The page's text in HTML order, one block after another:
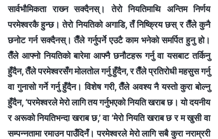
सार्वभौमिकता राख्‍न सक्दैनस्। तेरो नियतिमाथि अन्तिम निर्णय
परमेश्‍वरकै हुन्छ। तेरो नियतिको अगाडि, तँ निष्क्रिय छस् र तैँले कुनै
छनोट गर्न सक्दैनस्। तैँले गर्नुपर्ने एउटै काम भनेको समर्पित हुनु हो।
तैँले आफ्‍नो नियतिको बारेमा आफ्‍नै छनौटहरू गर्नु वा यसबाट तर्किनु
हुँदैन, तैँले परमेश्‍वरसँग मोलतोल गर्नु हुँदैन, र तैँले प्रतिरोधी महसुस गर्नु
वा गुनासो गर्ने गर्नु हुँदैन। विशेष गरी, तैँले अवश्य नै यस्तो कुरा बोल्‍नु
हुँदैन, ‘परमेश्‍वरले मेरो लागि तय गर्नुभएको नियति खराब छ। यो दयनीय
र अरूको नियतिभन्दा खराब छ,’ वा ‘मेरो नियति खराब छ र म खुसी वा
सम्‍पन्‍नतामा रमाउन पाउँदिनँ। परमेश्‍वरले मेरो लागि सबै कुरा नराम्ररी